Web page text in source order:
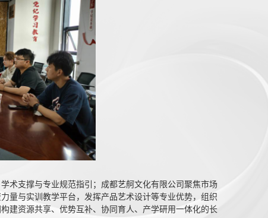
术支撑与专业规范指引；成都艺舸文化有限公司聚焦市场
量与实训教学平台，发挥产品艺术设计等专业优势，组织
建资源共享、优势互补、协同育人、产学研用一体化的长